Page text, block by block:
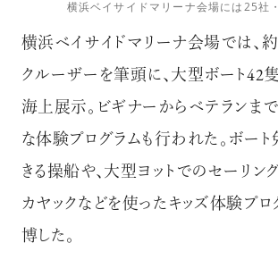
横浜ベイサイドマリーナ会場には25社
横浜ベイサイドマリーナ会場では、
クルーザーを筆頭に、大型ボート42隻
海上展示。ビギナーからベテランま
な体験プログラムも行われた。ボート
きる操船や、大型ヨットでのセーリン
カヤックなどを使ったキッズ体験プロ
博した。